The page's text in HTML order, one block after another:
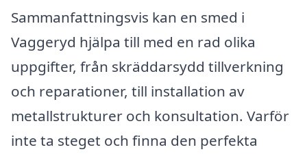
Sammanfattningsvis kan en smed i
Vaggeryd hjälpa till med en rad olika
uppgifter, från skräddarsydd tillverkning
och reparationer, till installation av
metallstrukturer och konsultation. Varför
inte ta steget och finna den perfekta